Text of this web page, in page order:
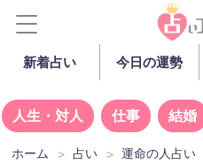
新着占い 今日の運勢
人生・対人 仕事 結婚
ホーム 占い 運命の人占い